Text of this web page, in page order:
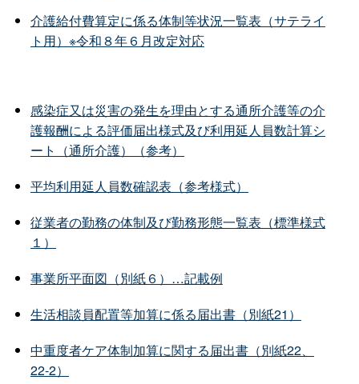
介護給付費算定に係る体制等状況一覧表（サテライ
ト用）※令和８年６月改定対応
感染症又は災害の発生を理由とする通所介護等の介
護報酬による評価届出様式及び利用延人員数計算シ
ート（通所介護）（参考）
平均利用延人員数確認表（参考様式）
従業者の勤務の体制及び勤務形態一覧表（標準様式
１）
事業所平面図（別紙６）…記載例
生活相談員配置等加算に係る届出書（別紙21）
中重度者ケア体制加算に関する届出書（別紙22、
22-2）